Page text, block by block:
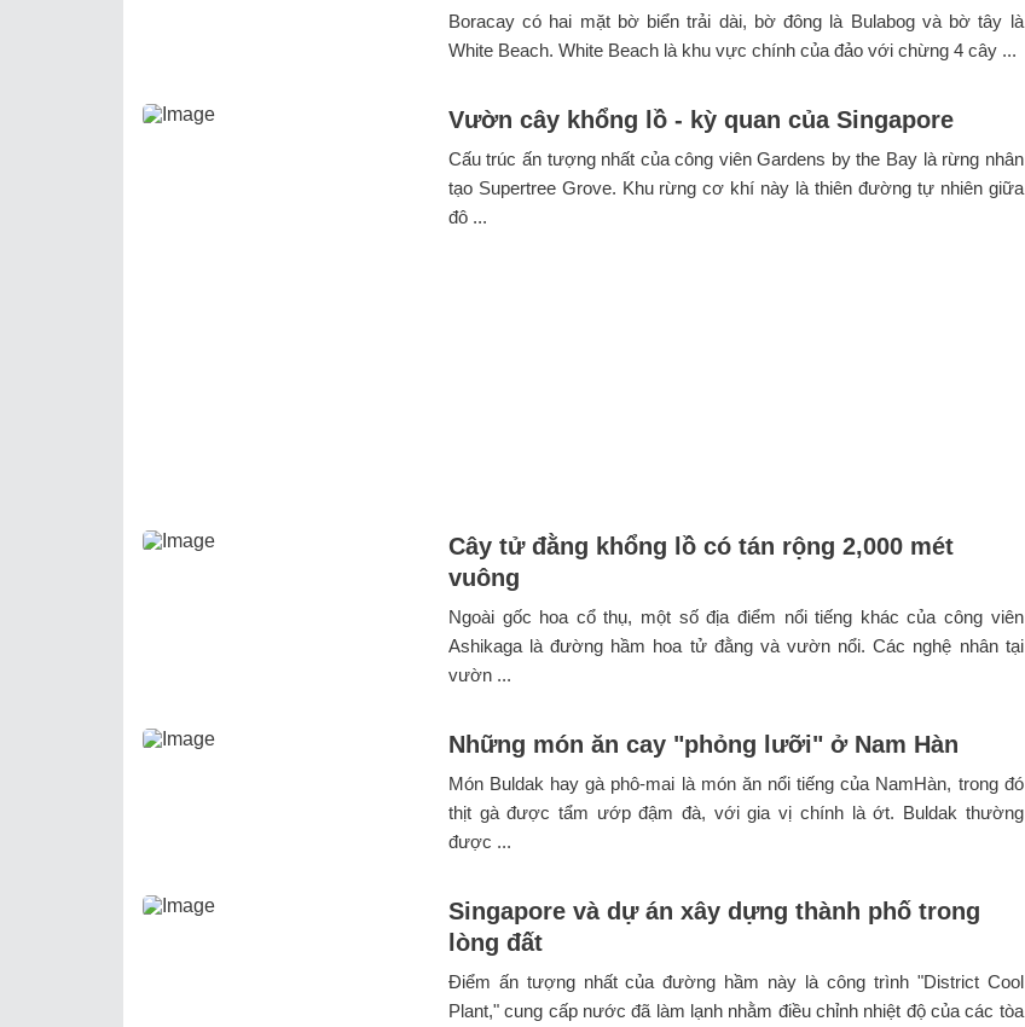
Boracay có hai mặt bờ biển trải dài, bờ đông là Bulabog và bờ tây là
White Beach. White Beach là khu vực chính của đảo với chừng 4 cây ...
Vườn cây khổng lồ - kỳ quan của Singapore
Cấu trúc ấn tượng nhất của công viên Gardens by the Bay là rừng nhân
tạo Supertree Grove. Khu rừng cơ khí này là thiên đường tự nhiên giữa
đô ...
Cây tử đằng khổng lồ có tán rộng 2,000 mét
vuông
Ngoài gốc hoa cổ thụ, một số địa điểm nổi tiếng khác của công viên
Ashikaga là đường hầm hoa tử đằng và vườn nổi. Các nghệ nhân tại
vườn ...
Những món ăn cay "phỏng lưỡi" ở Nam Hàn
Món Buldak hay gà phô-mai là món ăn nổi tiếng của NamHàn, trong đó
thịt gà được tẩm ướp đậm đà, với gia vị chính là ớt. Buldak thường
được ...
Singapore và dự án xây dựng thành phố trong
lòng đất
Điểm ấn tượng nhất của đường hầm này là công trình "District Cool
Plant," cung cấp nước đã làm lạnh nhằm điều chỉnh nhiệt độ của các tòa